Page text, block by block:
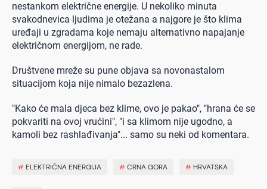
nestankom električne energije. U nekoliko minuta
svakodnevica ljudima je otežana a najgore je što klima
uređaji u zgradama koje nemaju alternativno napajanje
električnom energijom, ne rade.
Društvene mreže su pune objava sa novonastalom
situacijom koja nije nimalo bezazlena.
"Kako će mala djeca bez klime, ovo je pakao", "hrana će se
pokvariti na ovoj vrućini", "i sa klimom nije ugodno, a
kamoli bez rashlađivanja"... samo su neki od komentara.
# ELEKTRIČNA ENERGIJA #CRNA GORA # HRVATSKA